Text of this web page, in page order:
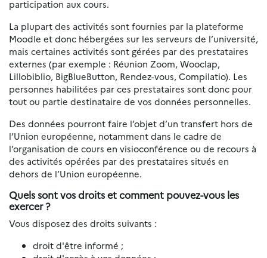
participation aux cours.
La plupart des activités sont fournies par la plateforme
Moodle et donc hébergées sur les serveurs de l’université,
mais certaines activités sont gérées par des prestataires
externes (par exemple : Réunion Zoom, Wooclap,
Lillobiblio, BigBlueButton, Rendez-vous, Compilatio). Les
personnes habilitées par ces prestataires sont donc pour
tout ou partie destinataire de vos données personnelles.
Des données pourront faire l’objet d’un transfert hors de
l’Union européenne, notamment dans le cadre de
l’organisation de cours en visioconférence ou de recours à
des activités opérées par des prestataires situés en
dehors de l’Union européenne.
Quels sont vos droits et comment pouvez-vous les
exercer ?
Vous disposez des droits suivants :
droit d'être informé ;